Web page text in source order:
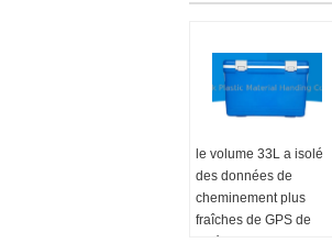
le volume 33L a isolé
des données de
cheminement plus
fraîches de GPS de